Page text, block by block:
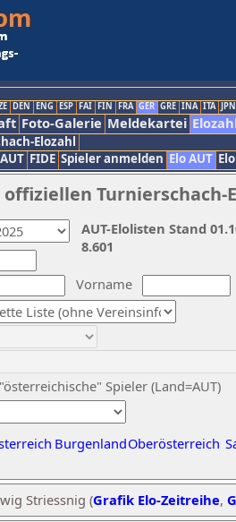
DEN ENG ESP FAI FIN FRA GER GRE INA ITA JPN
Foto-Galerie Meldekartei
Elozahl
FIDE Spieler anmelden Elo AUT
Turnierschach-
Vorname
Spieler (Land=AUT)
BurgenlandOberösterreich
AUT-Elolisten Stand
8.601
Striessnig (Grafik Elo-Zeitreihe,